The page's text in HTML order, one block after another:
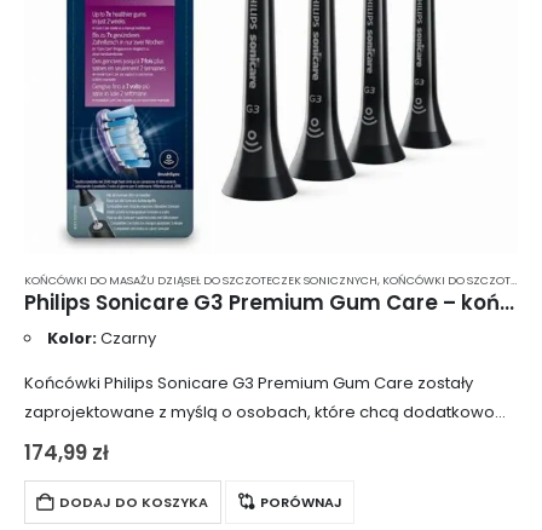
KOŃCÓWKI DO MASAŻU DZIĄSEŁ DO SZCZOTECZEK SONICZNYCH, KOŃCÓWKI DO SZCZOTECZEK
Philips Sonicare G3 Premium Gum Care – końcówki do szczoteczki sonicznej w kolorze czarnym (HX9054/33) – 4 sztuki HX9054/33
Kolor:Czarny
Końcówki Philips Sonicare G3 Premium Gum Care zostały
zaprojektowane z myślą o osobach, które chcą dodatkowo
zadbać o kondycję dziąseł podczas codziennego
czyszczenia jamy ustnej. Główki czyszczące zapewniają
dogłębne, ale…
174,99 zł
DODAJ DO KOSZYKA PORÓWNAJ